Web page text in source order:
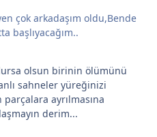
çok arkadaşım oldu,Bende
başlıyacağım..
olsun birinin ölümünü
sahneler yüreğinizi
ayrılmasına
derim...